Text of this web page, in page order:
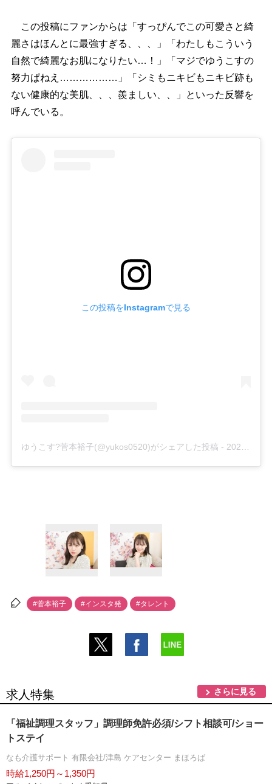
この投稿にファンからは「すっぴんでこの可愛さと綺
麗さはほんとに最強すぎる、、、」「わたしもこういう
自然で綺麗なお肌になりたい…！」「マジでゆうこすの
努力ぱねえ………………」「シミもニキビもニキビ跡も
ない健康的な美肌、、、羨ましい、、」といった反響を
呼んでいる。
この投稿をInstagramで見る
ゆうこす?菅本裕子(@yukos0520)がシェアした投稿 - 2020年 6月月16日午前3時48分PDT
#菅本裕子 #インスタ発 #タレント
求人特集 さらに見る
「福祉調理スタッフ」調理師免許必須/シフト相談可/ショー
トステイ
なも介護サポート 有限会社/津島 ケアセンター まほろば
時給1,250円～1,350円